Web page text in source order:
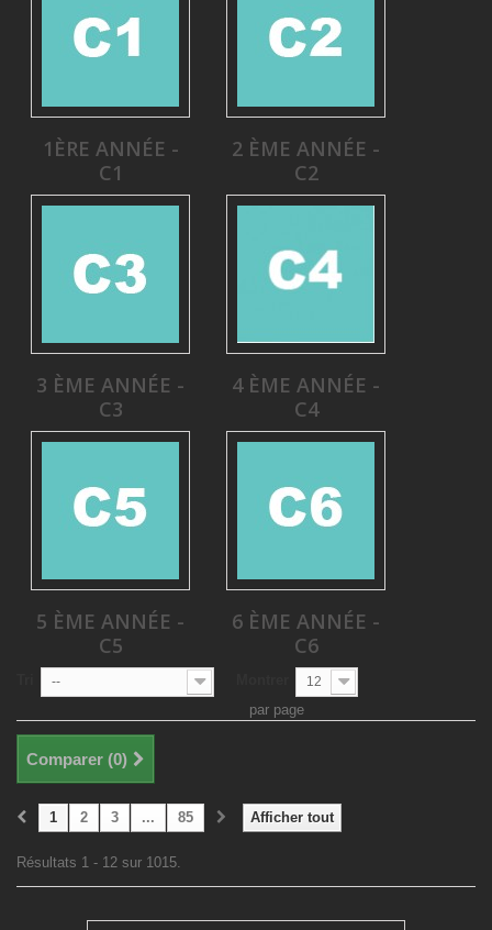
1ÈRE ANNÉE -
C1
2 ÈME ANNÉE -
C2
3 ÈME ANNÉE -
C3
4 ÈME ANNÉE -
C4
5 ÈME ANNÉE -
C5
6 ÈME ANNÉE -
C6
-- 12
par page
Comparer (0)
Afficher tout
1 2 3 ... 85
Résultats 1 - 12 sur 1015.